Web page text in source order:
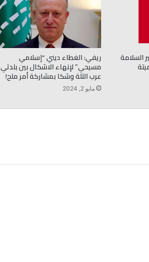
السلامة ريفي: الغطاء ديني “إسلامي
مسيحي” لإنهاء الاشكال بين بلدتي
عرب التلة وشكا بمشاركة أمر ملح!
مايو 2, 2024